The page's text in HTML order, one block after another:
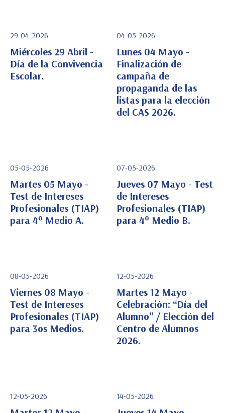
Ver Detalle
29-04-2026
Miércoles 29 Abril -
Día de la Convivencia
Escolar.
Ver Detalle
04-05-2026
Lunes 04 Mayo -
Finalización de
campaña de
propaganda de las
listas para la elección
del CAS 2026.
Ver Detalle
05-05-2026
Martes 05 Mayo -
Test de Intereses
Profesionales (TIAP)
para 4° Medio A.
Ver Detalle
07-05-2026
Jueves 07 Mayo - Test
de Intereses
Profesionales (TIAP)
para 4° Medio B.
Ver Detalle
08-05-2026
Viernes 08 Mayo -
Test de Intereses
Profesionales (TIAP)
para 3os Medios.
Ver Detalle
12-05-2026
Martes 12 Mayo -
Celebración: “Día del
Alumno” / Elección del
Centro de Alumnos
2026.
12-05-2026 14-05-2026